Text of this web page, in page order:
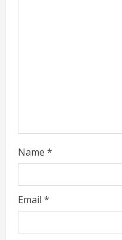
Name *
Email *